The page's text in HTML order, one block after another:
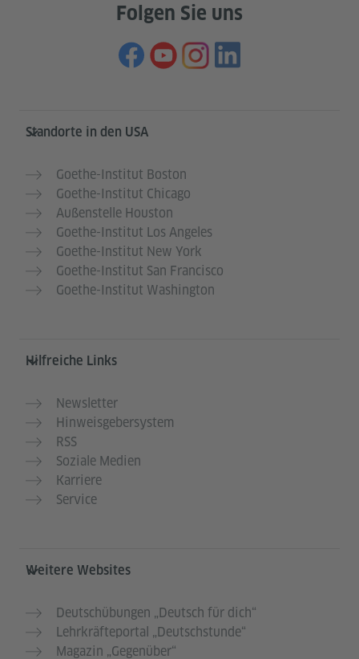
Folgen Sie uns
Service- und Informationsbereich
Standorte in den USA
Goethe-Institut Boston
Goethe-Institut Chicago
Außenstelle Houston
Goethe-Institut Los Angeles
Goethe-Institut New York
Goethe-Institut San Francisco
Goethe-Institut Washington
Hilfreiche Links
Newsletter
Hinweisgebersystem
RSS
Soziale Medien
Karriere
Service
Weitere Websites
Deutschübungen „Deutsch für dich“
Lehrkräfteportal „Deutschstunde“
Magazin „Gegenüber“